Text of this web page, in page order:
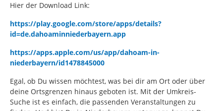
Hier der Download Link:
https://play.google.com/store/apps/details?
id=de.dahoaminniederbayern.app
https://apps.apple.com/us/app/dahoam-in-
niederbayern/id1478845000
Egal, ob Du wissen möchtest, was bei dir am Ort oder über
deine Ortsgrenzen hinaus geboten ist. Mit der Umkreis-
Suche ist es einfach, die passenden Veranstaltungen zu